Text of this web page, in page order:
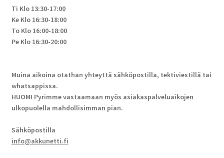
Ti Klo 13:30-17:00
Ke Klo 16:30-18:00
To Klo 16:00-18:00
Pe Klo 16:30-20:00
Muina aikoina otathan yhteyttä sähköpostilla, tektiviestillä tai
whatsappissa.
HUOM! Pyrimme vastaamaan myös asiakaspalveluaikojen
ulkopuolella mahdollisimman pian.
Sähköpostilla
info@akkunetti.fi